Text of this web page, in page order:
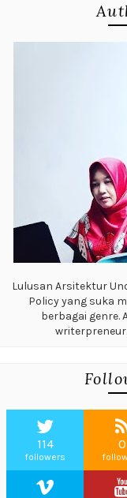
Lulusan Arsitektur
Policy yang suka
berbagai genre.
writerpreneur.
114
followers
0